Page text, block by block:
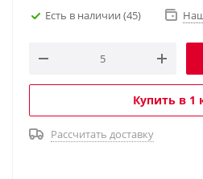
Есть в наличии (45)
Купить в 1
Рассчитать доставку